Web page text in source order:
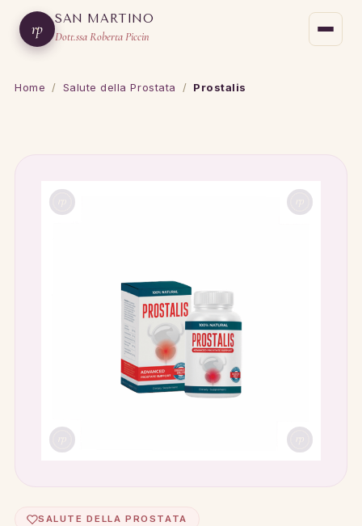
rp
SAN MARTINO
Dott.ssa Roberta Piccin
Home / Salute della Prostata / Prostalis
SALUTE DELLA PROSTATA